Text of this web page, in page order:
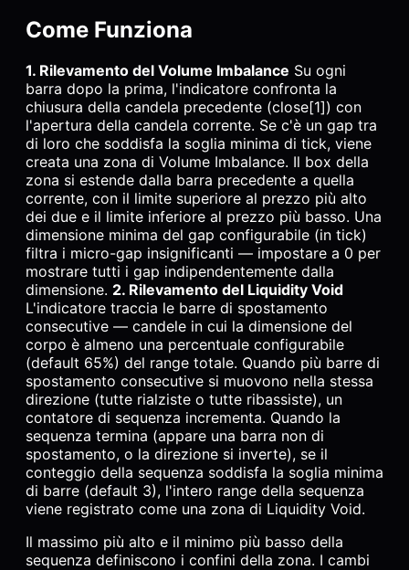
Come Funziona
1. Rilevamento del Volume Imbalance Su ogni
barra dopo la prima, l'indicatore confronta la
chiusura della candela precedente (close[1]) con
l'apertura della candela corrente. Se c'è un gap tra
di loro che soddisfa la soglia minima di tick, viene
creata una zona di Volume Imbalance. Il box della
zona si estende dalla barra precedente a quella
corrente, con il limite superiore al prezzo più alto
dei due e il limite inferiore al prezzo più basso. Una
dimensione minima del gap configurabile (in tick)
filtra i micro-gap insignificanti — impostare a 0 per
mostrare tutti i gap indipendentemente dalla
dimensione. 2. Rilevamento del Liquidity Void
L'indicatore traccia le barre di spostamento
consecutive — candele in cui la dimensione del
corpo è almeno una percentuale configurabile
(default 65%) del range totale. Quando più barre di
spostamento consecutive si muovono nella stessa
direzione (tutte rialziste o tutte ribassiste), un
contatore di sequenza incrementa. Quando la
sequenza termina (appare una barra non di
spostamento, o la direzione si inverte), se il
conteggio della sequenza soddisfa la soglia minima
di barre (default 3), l'intero range della sequenza
viene registrato come una zona di Liquidity Void.
Il massimo più alto e il minimo più basso della
sequenza definiscono i confini della zona. I cambi